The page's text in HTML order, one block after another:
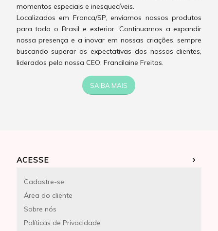
momentos especiais e inesquecíveis.
Localizados em Franca/SP, enviamos nossos produtos
para todo o Brasil e exterior. Continuamos a expandir
nossa presença e a inovar em nossas criações, sempre
buscando superar as expectativas dos nossos clientes,
liderados pela nossa CEO, Francilaine Freitas.
SAIBA MAIS
ACESSE
Cadastre-se
Área do cliente
Sobre nós
Políticas de Privacidade